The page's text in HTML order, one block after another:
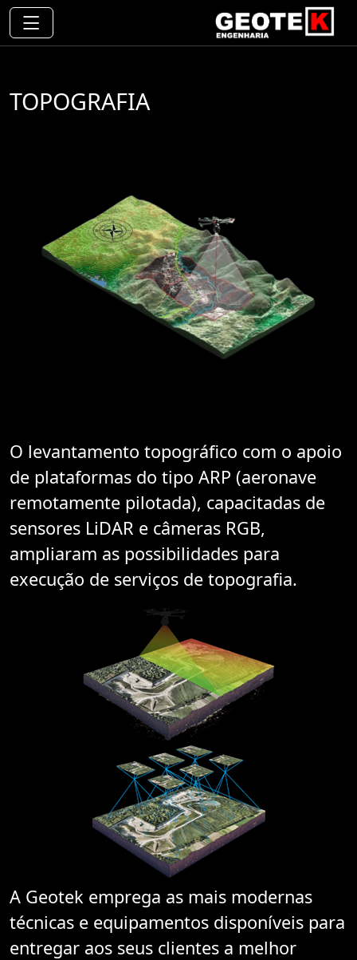
TOPOGRAFIA
O levantamento topográfico com o apoio
de plataformas do tipo ARP (aeronave
remotamente pilotada), capacitadas de
sensores LiDAR e câmeras RGB,
ampliaram as possibilidades para
execução de serviços de topografia.
A Geotek emprega as mais modernas
técnicas e equipamentos disponíveis para
entregar aos seus clientes a melhor